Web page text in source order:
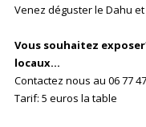
Venez déguster le Dahu
Vous souhaitez
locaux…
Contactez nous au 06 77
Tarif: 5 euros la table